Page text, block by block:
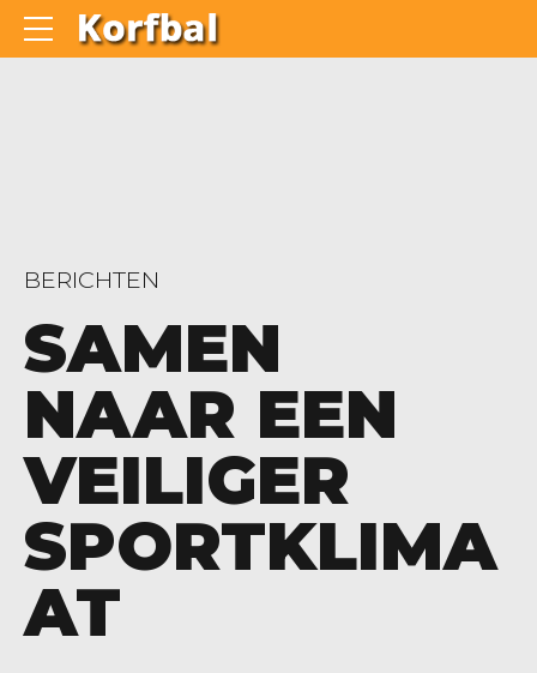
BERICHTEN
SAMEN
NAAR EEN
VEILIGER
SPORTKLIMA
AT